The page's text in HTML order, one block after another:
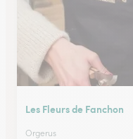
Les Fleurs de Fanchon
Orgerus